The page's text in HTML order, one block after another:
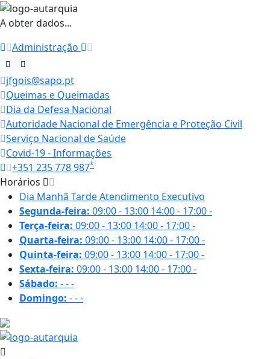
A obter dados...
Administração
jfgois@sapo.pt
Queimas e Queimadas
Dia da Defesa Nacional
Autoridade Nacional de Emergência e Proteção Civil
Serviço Nacional de Saúde
Covid-19 - Informações
+351 235 778 987*
Horários
Dia Manhã TardeAtendimento Executivo
Segunda-feira: 09:00 - 13:00 14:00 - 17:00-
Terça-feira: 09:00 - 13:00 14:00 - 17:00-
Quarta-feira: 09:00 - 13:00 14:00 - 17:00-
Quinta-feira: 09:00 - 13:00 14:00 - 17:00-
Sexta-feira: 09:00 - 13:00 14:00 - 17:00-
Sábado: ---
Domingo: ---